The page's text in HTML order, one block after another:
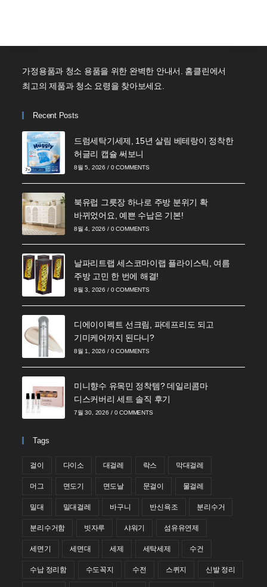
가정용품과 청소 용품을 위한 완벽한 안내서. 홈클린에서
최고의 제품과 청소 요령을 찾아보세요.
Recent Posts
드럼세탁기세제, 15년 살림 베테랑이 정착한
허글리 캡슐 써보니
8월 5, 2026 / 0 COMMENTS
북유럽 그릇장 하나로 주방 분위기 확
바뀌었어요, 예쁜 수납은 기본!
8월 4, 2026 / 0 COMMENTS
날파리트랩 세스코마이랩 플라이스틱, 여름
주방 고민 한 번에 해결!
8월 3, 2026 / 0 COMMENTS
디에이이펙트 선크림, 파데프리도 되고
기미케어까지 된다니?
8월 1, 2026 / 0 COMMENTS
미니향수 유목민 정착템? 데일리콤마
디스커버리 세트 솔직 후기
7월 30, 2026 / 0 COMMENTS
Tags
걸이 다이소 대걸레 락스 막대걸레
머그 면도기 면도날 문걸이 물걸레
밀대 밀대걸레 바구니 반신욕조 분리수거
분리수거함 빗자루 샤워기 섬유유연제
세면기 세면대 세제 세탁세제 수건
수납 정리함 수도꼭지 수전 스퀴지 신발 정리